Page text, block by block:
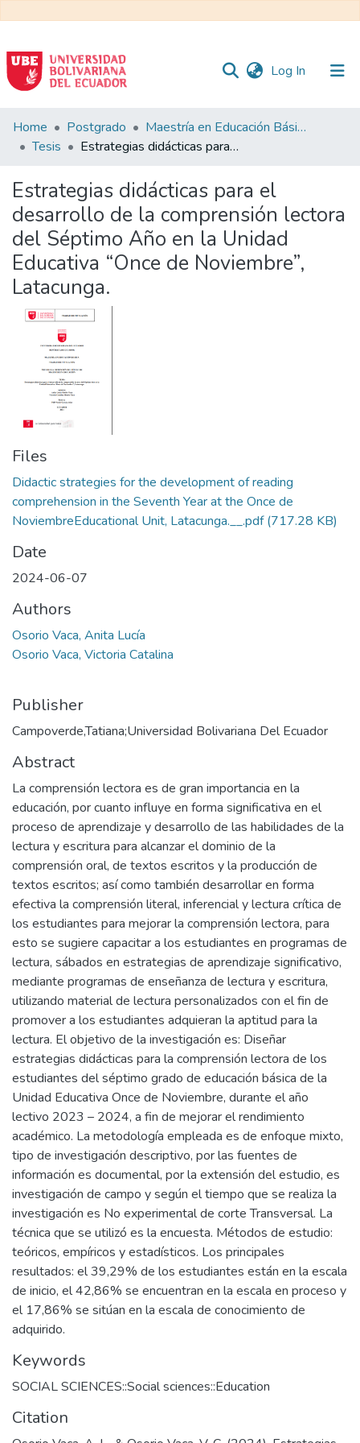
Log In (current)
Communities
&
All of DSpace
Statistics
Home Postgrado
Maestría en Educación Básica
Tesis
Estrategias didácticas para el desarrollo de la comprensión lectora del Séptimo Año en la Unidad Educativa “Once de Noviembre”, Latacunga.
Estrategias didácticas para el
desarrollo de la comprensión lectora
del Séptimo Año en la Unidad
Educativa “Once de Noviembre”,
Latacunga.
Files
Didactic strategies for the development of reading
comprehension in the Seventh Year at the Once de
NoviembreEducational Unit, Latacunga.__.pdf(717.28 KB)
Date
2024-06-07
Authors
Osorio Vaca, Anita Lucía
Osorio Vaca, Victoria Catalina
Publisher
Campoverde,Tatiana;Universidad Bolivariana Del Ecuador
Abstract
La comprensión lectora es de gran importancia en la
educación, por cuanto influye en forma significativa en el
proceso de aprendizaje y desarrollo de las habilidades de la
lectura y escritura para alcanzar el dominio de la
comprensión oral, de textos escritos y la producción de
textos escritos; así como también desarrollar en forma
efectiva la comprensión literal, inferencial y lectura crítica de
los estudiantes para mejorar la comprensión lectora, para
esto se sugiere capacitar a los estudiantes en programas de
lectura, sábados en estrategias de aprendizaje significativo,
mediante programas de enseñanza de lectura y escritura,
utilizando material de lectura personalizados con el fin de
promover a los estudiantes adquieran la aptitud para la
lectura. El objetivo de la investigación es: Diseñar
estrategias didácticas para la comprensión lectora de los
estudiantes del séptimo grado de educación básica de la
Unidad Educativa Once de Noviembre, durante el año
lectivo 2023 – 2024, a fin de mejorar el rendimiento
académico. La metodología empleada es de enfoque mixto,
tipo de investigación descriptivo, por las fuentes de
información es documental, por la extensión del estudio, es
investigación de campo y según el tiempo que se realiza la
investigación es No experimental de corte Transversal. La
técnica que se utilizó es la encuesta. Métodos de estudio:
teóricos, empíricos y estadísticos. Los principales
resultados: el 39,29% de los estudiantes están en la escala
de inicio, el 42,86% se encuentran en la escala en proceso y
el 17,86% se sitúan en la escala de conocimiento de
adquirido.
Keywords
SOCIAL SCIENCES::Social sciences::Education
Citation